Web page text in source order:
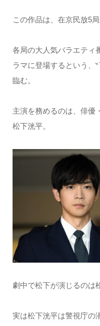
この作品は、在京民放5
各局の大人気バラエティ
ラマに登場するという、
臨む。
主演を務めるのは、俳優
松下洸平。
劇中で松下が演じるのは
実は松下洸平は警視庁の